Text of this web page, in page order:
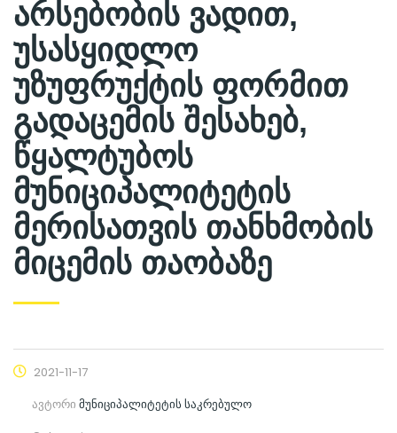
არსებობის ვადით,
უსასყიდლო
უზუფრუქტის ფორმით
გადაცემის შესახებ,
წყალტუბოს
მუნიციპალიტეტის
მერისათვის თანხმობის
მიცემის თაობაზე
2021-11-17
ავტორი მუნიციპალიტეტის საკრებულო